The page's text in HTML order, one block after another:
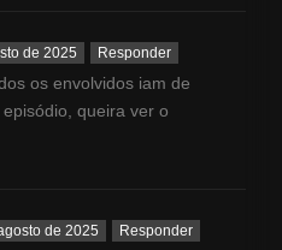
pode realizar seu sonho.
ele precisará de mais
apenas suas habilidades
de 2025 Responder
os envolvidos iam de
queira ver o
de 2025 Responder